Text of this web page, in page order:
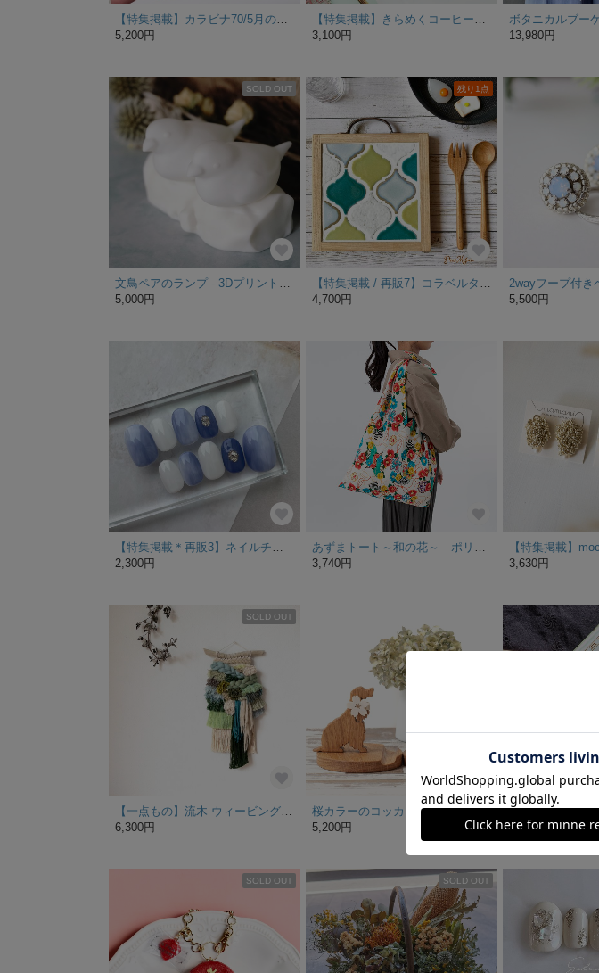
5,200円
3,100円
13,980円
SOLD OUT
5,000円
残り1点
4,700円
5,500円
【特集掲載＊再販3】ネイルチップ ＊ニュアンスネイル
2,300円
あずまトート～和の花～ ポリエステル100％ 持ち手が長くてエコバッグにも使える あずま袋
3,740円
3,630円
SOLD OUT
【一点もの】流木 ウィービング タペストリー 『In the forest f.』
6,300円
桜カラーのコッカースパニエルのスマホスタンド
5,200円
7,600円
SOLD OUT SOLD OUT